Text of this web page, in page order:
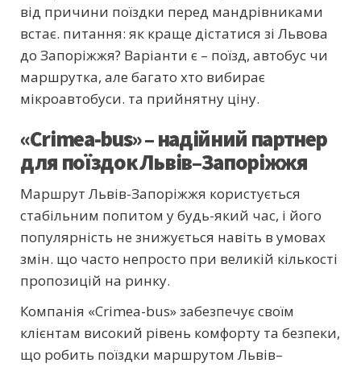
від причини поїздки перед мандрівниками
встає. питання: як краще дістатися зі Львова
до Запоріжжя? Варіанти є – поїзд, автобус чи
маршрутка, але багато хто вибирає
мікроавтобуси. та прийнятну ціну.
«Crimea-bus» – надійний партнер
для поїздок Львів–Запоріжжя
Маршрут Львів-Запоріжжя користується
стабільним попитом у будь-який час, і його
популярність не знижується навіть в умовах
змін. що часто непросто при великій кількості
пропозицій на ринку.
Компанія «Crimea-bus» забезпечує своїм
клієнтам високий рівень комфорту та безпеки,
що робить поїздки маршрутом Львів–